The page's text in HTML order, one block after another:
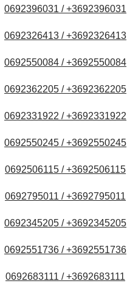
0692396031 / +3692396031
0692326413 / +3692326413
0692550084 / +3692550084
0692362205 / +3692362205
0692331922 / +3692331922
0692550245 / +3692550245
0692506115 / +3692506115
0692795011 / +3692795011
0692345205 / +3692345205
0692551736 / +3692551736
0692683111 / +3692683111